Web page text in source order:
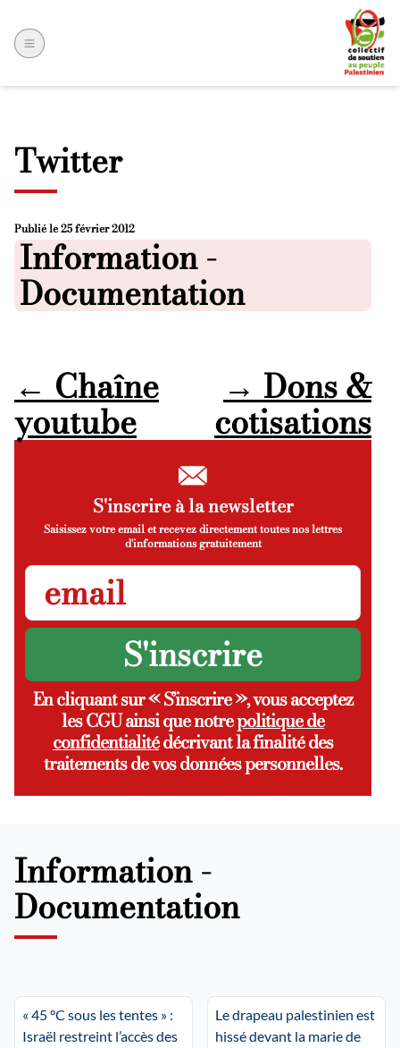
Twitter
Publié le25 février 2012
Posted in
Information -
Documentation
←Chaîne
youtube
→Dons &
cotisations
S'inscrire à la newsletter
Saisissez votre email et recevez directement toutes nos lettres
d'informations gratuitement
En cliquant sur « S’inscrire », vous acceptez
les CGU ainsi que notrepolitique de
confidentialitédécrivant la finalité des
traitements de vos données personnelles.
Information -
Documentation
« 45 °C sous les tentes » :
Israël restreint l’accès des
Le drapeau palestinien est
hissé devant la marie de